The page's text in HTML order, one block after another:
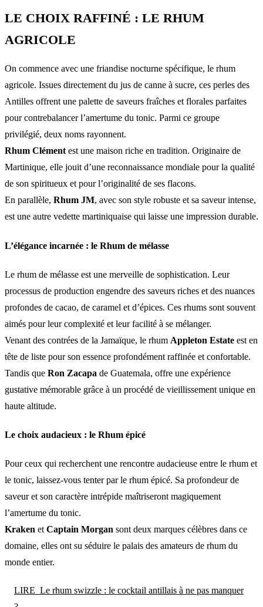
LE CHOIX RAFFINÉ : LE RHUM
AGRICOLE
On commence avec une friandise nocturne spécifique, le rhum
agricole. Issues directement du jus de canne à sucre, ces perles des
Antilles offrent une palette de saveurs fraîches et florales parfaites
pour contrebalancer l’amertume du tonic. Parmi ce groupe
privilégié, deux noms rayonnent.
Rhum Clémentest une maison riche en tradition. Originaire de
Martinique, elle jouit d’une reconnaissance mondiale pour la qualité
de son spiritueux et pour l’originalité de ses flacons.
En parallèle, Rhum JM, avec son style robuste et sa saveur intense,
est une autre vedette martiniquaise qui laisse une impression durable.
L’élégance incarnée : le Rhum de mélasse
Le rhum de mélasse est une merveille de sophistication. Leur
processus de production engendre des saveurs riches et des nuances
profondes de cacao, de caramel et d’épices. Ces rhums sont souvent
aimés pour leur complexité et leur facilité à se mélanger.
Venant des contrées de la Jamaïque, le rhum Appleton Estate est en
tête de liste pour son essence profondément raffinée et confortable.
Tandis que Ron Zacapa de Guatemala, offre une expérience
gustative mémorable grâce à un procédé de vieillissement unique en
haute altitude.
Le choix audacieux : le Rhum épicé
Pour ceux qui recherchent une rencontre audacieuse entre le rhum et
le tonic, laissez-vous tenter par le rhum épicé. Sa profondeur de
saveur et son caractère intrépide maîtriseront magiquement
l’amertume du tonic.
Kraken etCaptain Morgan sont deux marques célèbres dans ce
domaine, elles ont su séduire le palais des amateurs de rhum du
monde entier.
LIRE Le rhum swizzle : le cocktail antillais à ne pas manquer